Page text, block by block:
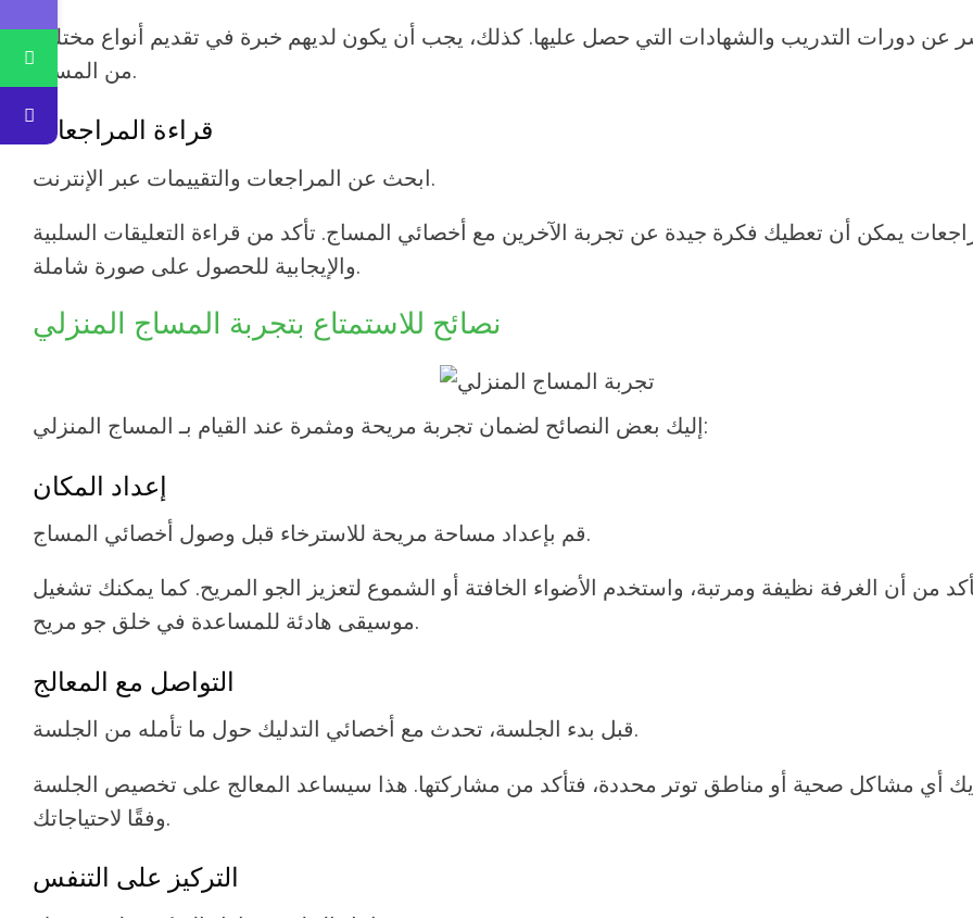
عن دورات التدريب والشهادات التي حصل عليها. كذلك، يجب أن يكون لديهم خبرة في تقديم أنواع مختلفة
من المساج.
قراءة المراجعات
ابحث عن المراجعات والتقييمات عبر الإنترنت.
يمكن أن تعطيك فكرة جيدة عن تجربة الآخرين مع أخصائي المساج. تأكد من قراءة التعليقات السلبية
والإيجابية للحصول على صورة شاملة.
نصائح للاستمتاع بتجربة المساج المنزلي
إليك بعض النصائح لضمان تجربة مريحة ومثمرة عند القيام بـ المساج المنزلي :
إعداد المكان
قم بإعداد مساحة مريحة للاسترخاء قبل وصول أخصائي المساج.
من أن الغرفة نظيفة ومرتبة، واستخدم الأضواء الخافتة أو الشموع لتعزيز الجو المريح. كما يمكنك تشغيل
موسيقى هادئة للمساعدة في خلق جو مريح.
التواصل مع المعالج
قبل بدء الجلسة، تحدث مع أخصائي التدليك حول ما تأمله من الجلسة.
أي مشاكل صحية أو مناطق توتر محددة، فتأكد من مشاركتها. هذا سيساعد المعالج على تخصيص الجلسة
وفقًا لاحتياجاتك.
التركيز على التنفس